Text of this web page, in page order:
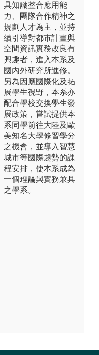
具知識整合應用能
力、團隊合作精神之
規劃人才為主，並持
續引導對都市計畫與
空間資訊實務改良有
興趣者，進入本系及
國內外研究所進修。
另為因應國際化及拓
展學生視野，本系亦
配合學校交換學生發
展政策，嘗試提供本
系同學前往大陸及歐
美知名大學修習學分
之機會，並導入智慧
城市等國際趨勢的課
程安排，使本系成為
一個理論與實務兼具
之學系。